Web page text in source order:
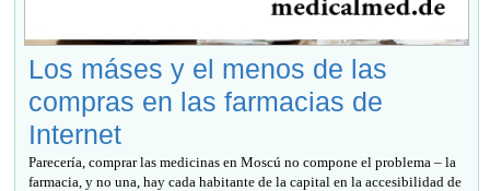
Los máses y el menos de las
compras en las farmacias de
Internet
Parecería, comprar las medicinas en Moscú no compone el problema – la
farmacia, y no una, hay cada habitante de la capital en la accesibilidad de